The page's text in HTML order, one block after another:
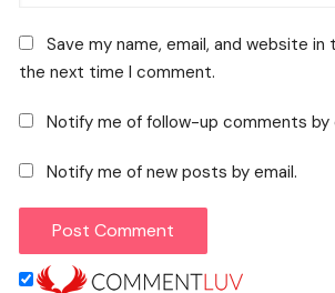
Save my name, email, and website
the next time I comment.
Notify me of follow-up comments by
Notify me of new posts by email.